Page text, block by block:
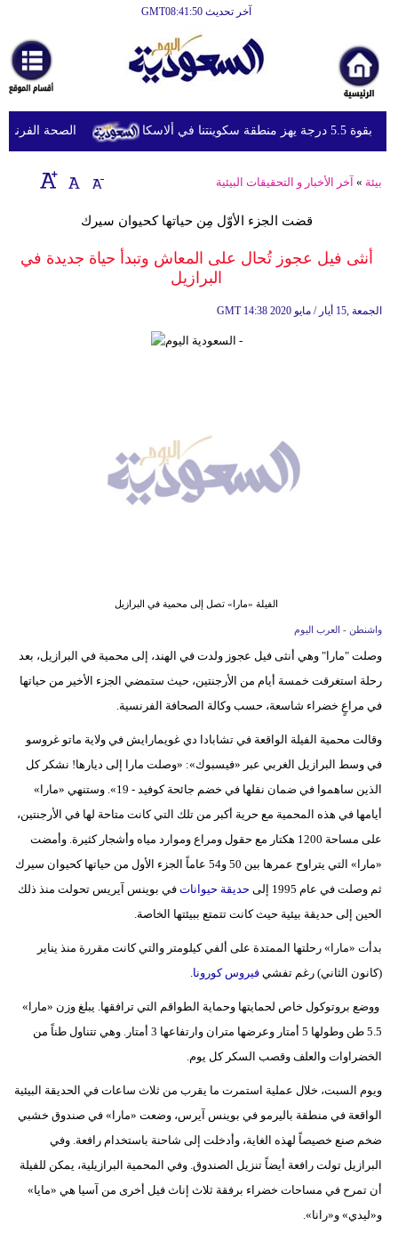
آخر تحديث GMT08:41:50
أخبارعاجلة
رياضة
ثقافة
إقتصاد
وتكنولوجيا
مدوَّنات
أبراج
فيديو
سيارات
الصحة درجة يهز منطقة سكوينتنا في ألاسكا
بيئة » آخر الأخبار و التحقيقات البيئية
قضت الجزء الأوّل مِن حياتها كحيوان سيرك
أنثى فيل عجوز تُحال على المعاش وتبدأ حياة جديدة في
البرازيل
GMT 14:38 2020 الجمعة ,15 أيار / مايو
الفيلة «مارا» تصل إلى محمية في البرازيل
واشنطن - العرب اليوم
وصلت "مارا" وهي أنثى فيل عجوز ولدت في الهند، إلى محمية في البرازيل، بعد
رحلة استغرقت خمسة أيام من الأرجنتين، حيث ستمضي الجزء الأخير من حياتها
في مراعٍ خضراء شاسعة، حسب وكالة الصحافة الفرنسية.
وقالت محمية الفيلة الواقعة في تشابادا دي غويمارايش في ولاية ماتو غروسو
في وسط البرازيل الغربي عبر «فيسبوك»: «وصلت مارا إلى ديارها! نشكر كل
الذين ساهموا في ضمان نقلها في خضم جائحة كوفيد - 19». وستنهي «مارا»
أيامها في هذه المحمية مع حرية أكبر من تلك التي كانت متاحة لها في الأرجنتين،
على مساحة 1200 هكتار مع حقول ومراع وموارد مياه وأشجار كثيرة. وأمضت
«مارا» التي يتراوح عمرها بين 50 و54 عاماً الجزء الأول من حياتها كحيوان سيرك
ثم وصلت في عام 1995 إلى
حديقة حيوانات في بوينس آيريس تحولت منذ ذلك
الحين إلى حديقة بيئية حيث كانت تتمتع ببيئتها الخاصة.
بدأت «مارا» رحلتها الممتدة على ألفي كيلومتر والتي كانت مقررة منذ يناير
(كانون الثاني) رغم تفشيفيروس كورونا
ووضع بروتوكول خاص لحمايتها وحماية الطواقم التي ترافقها. يبلغ وزن «مارا»
5.5 طن وطولها 5 أمتار وعرضها متران وارتفاعها 3 أمتار. وهي تتناول طناً من
الخضراوات والعلف وقصب السكر كل يوم.
ويوم السبت، خلال عملية استمرت ما يقرب من ثلاث ساعات في الحديقة البيئية
الواقعة في منطقة باليرمو في بوينس آيرس، وضعت «مارا» في صندوق خشبي
ضخم صنع خصيصاً لهذه الغاية، وأدخلت إلى شاحنة باستخدام رافعة. وفي
البرازيل تولت رافعة أيضاً تنزيل الصندوق. وفي المحمية البرازيلية، يمكن للفيلة
أن تمرح في مساحات خضراء برفقة ثلاث إناث فيل أخرى من آسيا هي «مايا»
و«ليدي» و«رانا».